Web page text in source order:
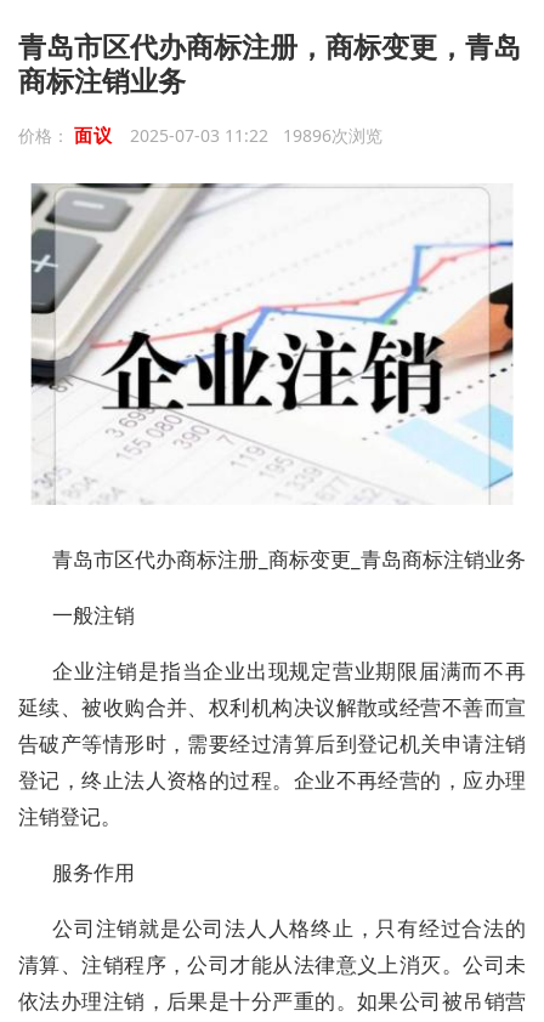
青岛市区代办商标注册，商标变更，青岛
商标注销业务
价格： 面议 2025-07-03 11:22 19896次浏览
青岛市区代办商标注册_商标变更_青岛商标注销业务
一般注销
企业注销是指当企业出现规定营业期限届满而不再
延续、被收购合并、权利机构决议解散或经营不善而宣
告破产等情形时，需要经过清算后到登记机关申请注销
登记，终止法人资格的过程。企业不再经营的，应办理
注销登记。
服务作用
公司注销就是公司法人人格终止，只有经过合法的
清算、注销程序，公司才能从法律意义上消灭。公司未
依法办理注销，后果是十分严重的。如果公司被吊销营